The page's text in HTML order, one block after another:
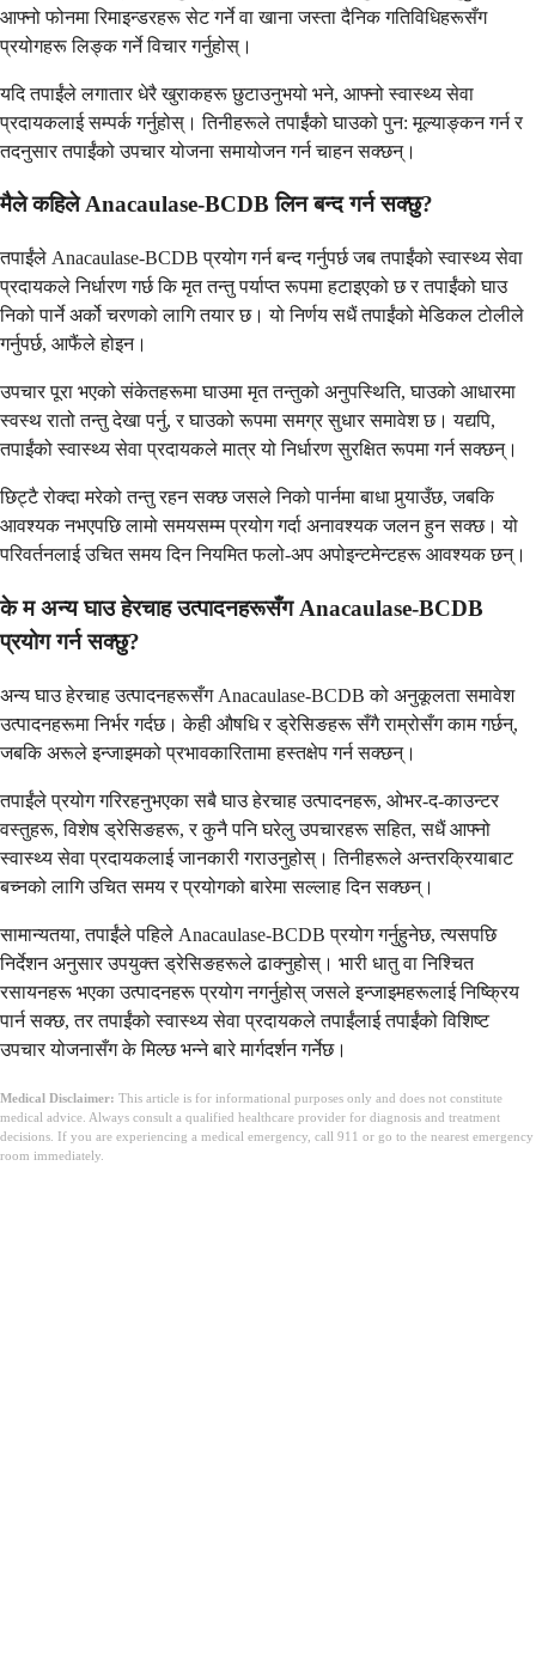
आफ्नो फोनमा रिमाइन्डरहरू सेट गर्ने वा खाना जस्ता दैनिक गतिविधिहरूसँग
प्रयोगहरू लिङ्क गर्ने विचार गर्नुहोस्।
यदि तपाईंले लगातार धेरै खुराकहरू छुटाउनुभयो भने, आफ्नो स्वास्थ्य सेवा
प्रदायकलाई सम्पर्क गर्नुहोस्। तिनीहरूले तपाईंको घाउको पुन: मूल्याङ्कन गर्न र
तदनुसार तपाईंको उपचार योजना समायोजन गर्न चाहन सक्छन्।
मैले कहिले Anacaulase-BCDB लिन बन्द गर्न सक्छु?
तपाईंले Anacaulase-BCDB प्रयोग गर्न बन्द गर्नुपर्छ जब तपाईंको स्वास्थ्य सेवा
प्रदायकले निर्धारण गर्छ कि मृत तन्तु पर्याप्त रूपमा हटाइएको छ र तपाईंको घाउ
निको पार्ने अर्को चरणको लागि तयार छ। यो निर्णय सधैं तपाईंको मेडिकल टोलीले
गर्नुपर्छ, आफैंले होइन।
उपचार पूरा भएको संकेतहरूमा घाउमा मृत तन्तुको अनुपस्थिति, घाउको आधारमा
स्वस्थ रातो तन्तु देखा पर्नु, र घाउको रूपमा समग्र सुधार समावेश छ। यद्यपि,
तपाईंको स्वास्थ्य सेवा प्रदायकले मात्र यो निर्धारण सुरक्षित रूपमा गर्न सक्छन्।
छिट्टै रोक्दा मरेको तन्तु रहन सक्छ जसले निको पार्नमा बाधा पुर्‍याउँछ, जबकि
आवश्यक नभएपछि लामो समयसम्म प्रयोग गर्दा अनावश्यक जलन हुन सक्छ। यो
परिवर्तनलाई उचित समय दिन नियमित फलो-अप अपोइन्टमेन्टहरू आवश्यक छन्।
के म अन्य घाउ हेरचाह उत्पादनहरूसँग Anacaulase-BCDB
प्रयोग गर्न सक्छु?
अन्य घाउ हेरचाह उत्पादनहरूसँग Anacaulase-BCDB को अनुकूलता समावेश
उत्पादनहरूमा निर्भर गर्दछ। केही औषधि र ड्रेसिङहरू सँगै राम्रोसँग काम गर्छन्,
जबकि अरूले इन्जाइमको प्रभावकारितामा हस्तक्षेप गर्न सक्छन्।
तपाईंले प्रयोग गरिरहनुभएका सबै घाउ हेरचाह उत्पादनहरू, ओभर-द-काउन्टर
वस्तुहरू, विशेष ड्रेसिङहरू, र कुनै पनि घरेलु उपचारहरू सहित, सधैं आफ्नो
स्वास्थ्य सेवा प्रदायकलाई जानकारी गराउनुहोस्। तिनीहरूले अन्तरक्रियाबाट
बच्नको लागि उचित समय र प्रयोगको बारेमा सल्लाह दिन सक्छन्।
सामान्यतया, तपाईंले पहिले Anacaulase-BCDB प्रयोग गर्नुहुनेछ, त्यसपछि
निर्देशन अनुसार उपयुक्त ड्रेसिङहरूले ढाक्नुहोस्। भारी धातु वा निश्चित
रसायनहरू भएका उत्पादनहरू प्रयोग नगर्नुहोस् जसले इन्जाइमहरूलाई निष्क्रिय
पार्न सक्छ, तर तपाईंको स्वास्थ्य सेवा प्रदायकले तपाईंलाई तपाईंको विशिष्ट
उपचार योजनासँग के मिल्छ भन्ने बारे मार्गदर्शन गर्नेछ।
Medical Disclaimer: This article is for informational purposes only and does not constitute
medical advice. Always consult a qualified healthcare provider for diagnosis and treatment
decisions. If you are experiencing a medical emergency, call 911 or go to the nearest emergency
room immediately.